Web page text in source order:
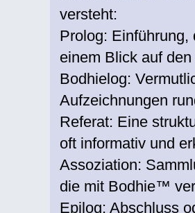
versteht:
Prolog: Einführung,
einem Blick auf
Bodhielog:
Aufzeichnungen
Referat: Eine
oft informativ und
Assoziation:
die mit Bodhie™
Epilog: Abschluss